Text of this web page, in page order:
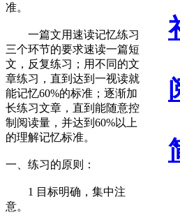
准。
一篇文用速读记忆练习
三个环节的要求速读一篇短
文，反复练习；用不同的文
章练习，直到达到一视读就
能记忆60%的标准；逐渐加
长练习文章，直到能随意控
制阅读量，并达到60%以上
的理解记忆标准。
一、练习的原则：
1 目标明确，集中注
意。